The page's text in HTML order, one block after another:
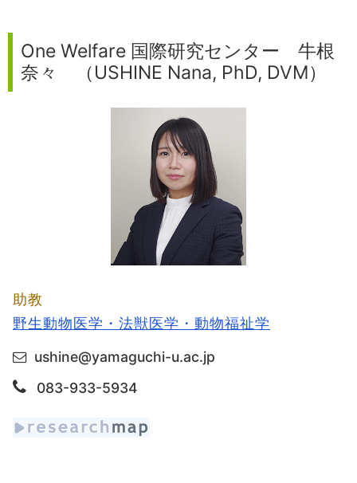
One Welfare 国際研究センター 牛根
奈々 （USHINE Nana, PhD, DVM）
助教
野生動物医学・法獣医学・動物福祉学
ushine@yamaguchi-u.ac.jp
083-933-5934